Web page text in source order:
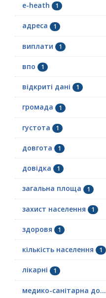
e-heath 1
адреса 1
виплати 1
впо 1
відкриті дані 1
громада 1
густота 1
довгота 1
довідка 1
загальна площа 1
захист населення 1
здоровя 1
кількість населення 1
лікарні 1
медико-санітарна до...